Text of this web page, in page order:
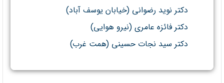
دکتر نوید رضوانی (خیابان یوسف آباد)
دکتر فائزه عامری (نیرو هوایی)
دکتر سید نجات حسینی (همت غرب)